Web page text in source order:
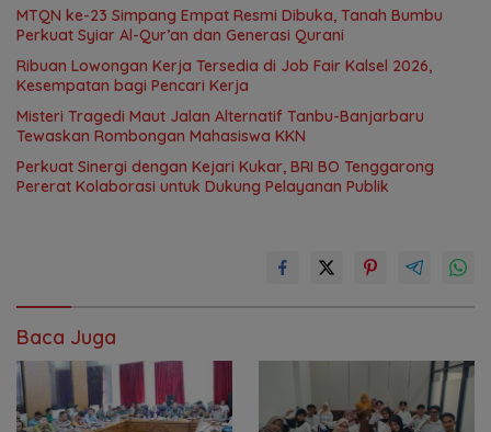
MTQN ke-23 Simpang Empat Resmi Dibuka, Tanah Bumbu
Perkuat Syiar Al-Qur’an dan Generasi Qurani
Ribuan Lowongan Kerja Tersedia di Job Fair Kalsel 2026,
Kesempatan bagi Pencari Kerja
Misteri Tragedi Maut Jalan Alternatif Tanbu-Banjarbaru
Tewaskan Rombongan Mahasiswa KKN
Perkuat Sinergi dengan Kejari Kukar, BRI BO Tenggarong
Pererat Kolaborasi untuk Dukung Pelayanan Publik
Baca Juga